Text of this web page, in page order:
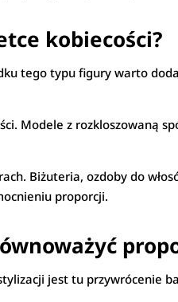
kobiecości?
tego typu figury warto
Modele z rozkloszowaną
Biżuteria, ozdoby do
proporcji.
jest tu przywrócenie